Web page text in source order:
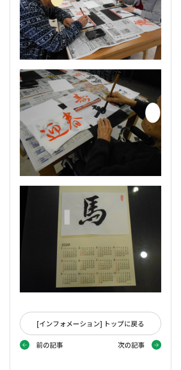
前の記事
[インフォメーション] トップに戻る
次の記事